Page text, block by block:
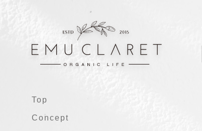
Top
Concept